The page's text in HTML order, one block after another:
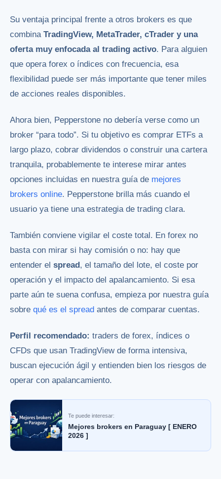
Su ventaja principal frente a otros brokers es que
combina TradingView, MetaTrader, cTrader y una
oferta muy enfocada al trading activo. Para alguien
que opera forex o índices con frecuencia, esa
flexibilidad puede ser más importante que tener miles
de acciones reales disponibles.
Ahora bien, Pepperstone no debería verse como un
broker “para todo”. Si tu objetivo es comprar ETFs a
largo plazo, cobrar dividendos o construir una cartera
tranquila, probablemente te interese mirar antes
opciones incluidas en nuestra guía de mejores
brokers online. Pepperstone brilla más cuando el
usuario ya tiene una estrategia de trading clara.
También conviene vigilar el coste total. En forex no
basta con mirar si hay comisión o no: hay que
entender el spread , el tamaño del lote, el coste por
operación y el impacto del apalancamiento. Si esa
parte aún te suena confusa, empieza por nuestra guía
sobre qué es el spread antes de comparar cuentas.
Perfil recomendado: traders de forex, índices o
CFDs que usan TradingView de forma intensiva,
buscan ejecución ágil y entienden bien los riesgos de
operar con apalancamiento.
Te puede interesar:
Mejores brokers en Paraguay [ ENERO
2026 ]